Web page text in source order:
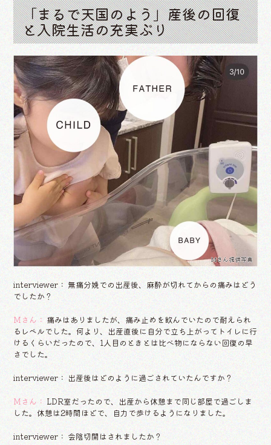
「まるで天国のよう」産後の回復
と入院生活の充実ぶり
Mさん提供写真
interviewer： 無痛分娩での出産後、麻酔が切れてからの痛みはどう
でしたか？
Mさん： 痛みはありましたが、痛み止めを飲んでいたので耐えられ
るレベルでした。何より、出産直後に自分で立ち上がってトイレに行
けるくらいだったので、1人目のときとは比べ物にならない回復の早
さでした。
interviewer： 出産後はどのように過ごされていたんですか？
Mさん： LDR室だったので、出産から休憩まで同じ部屋で過ごしま
した。休憩は2時間ほどで、自力で歩けるようになりました。
interviewer： 会陰切開はされましたか？